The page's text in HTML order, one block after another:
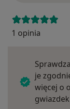
1 opinia
je
więcej o